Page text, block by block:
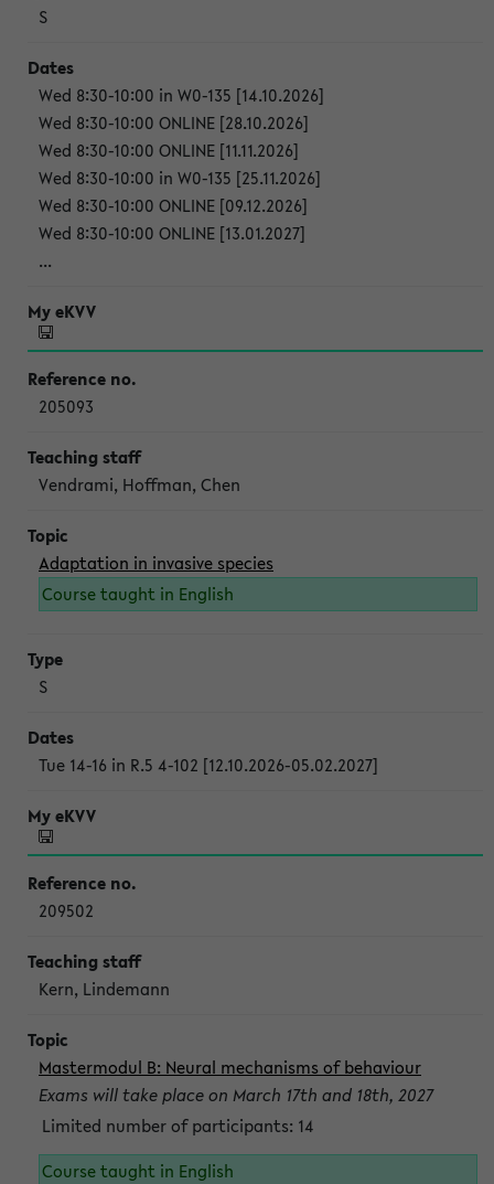
S
Wed 8:30-10:00 in W0-135 [14.10.2026]
Wed 8:30-10:00 ONLINE [28.10.2026]
Wed 8:30-10:00 ONLINE [11.11.2026]
Wed 8:30-10:00 in W0-135 [25.11.2026]
Wed 8:30-10:00 ONLINE [09.12.2026]
Wed 8:30-10:00 ONLINE [13.01.2027]
...
205093
Vendrami, Hoffman, Chen
Adaptation in invasive species
Course taught in English
S
Tue 14-16 in R.5 4-102 [12.10.2026-05.02.2027]
209502
Kern, Lindemann
Mastermodul B: Neural mechanisms of behaviour
Exams will take place on March 17th and 18th, 2027
Limited number of participants: 14
Course taught in English